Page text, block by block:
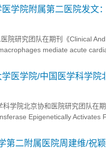
康提供了全新的视角和强大的
学院附属第二医院发文
院研究团队在期刊《Clinical
mediate acute
医学院/中国医学科学
学院北京协和医院研究团队在
Epigenetically Activates
第二附属医院周建维/祝